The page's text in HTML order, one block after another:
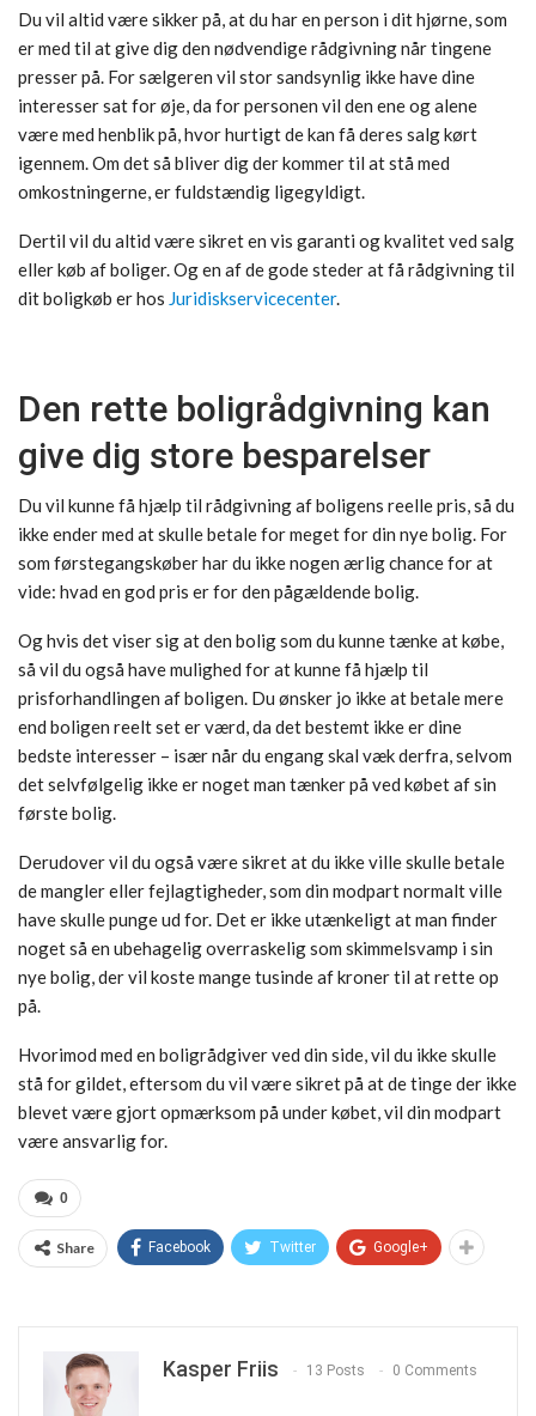
Du vil altid være sikker på, at du har en person i dit hjørne, som
er med til at give dig den nødvendige rådgivning når tingene
presser på. For sælgeren vil stor sandsynlig ikke have dine
interesser sat for øje, da for personen vil den ene og alene
være med henblik på, hvor hurtigt de kan få deres salg kørt
igennem. Om det så bliver dig der kommer til at stå med
omkostningerne, er fuldstændig ligegyldigt.
Dertil vil du altid være sikret en vis garanti og kvalitet ved salg
eller køb af boliger. Og en af de gode steder at få rådgivning til
dit boligkøb er hos Juridiskservicecenter.
Den rette boligrådgivning kan
give dig store besparelser
Du vil kunne få hjælp til rådgivning af boligens reelle pris, så du
ikke ender med at skulle betale for meget for din nye bolig. For
som førstegangskøber har du ikke nogen ærlig chance for at
vide: hvad en god pris er for den pågældende bolig.
Og hvis det viser sig at den bolig som du kunne tænke at købe,
så vil du også have mulighed for at kunne få hjælp til
prisforhandlingen af boligen. Du ønsker jo ikke at betale mere
end boligen reelt set er værd, da det bestemt ikke er dine
bedste interesser – især når du engang skal væk derfra, selvom
det selvfølgelig ikke er noget man tænker på ved købet af sin
første bolig.
Derudover vil du også være sikret at du ikke ville skulle betale
de mangler eller fejlagtigheder, som din modpart normalt ville
have skulle punge ud for. Det er ikke utænkeligt at man finder
noget så en ubehagelig overraskelig som skimmelsvamp i sin
nye bolig, der vil koste mange tusinde af kroner til at rette op
på.
Hvorimod med en boligrådgiver ved din side, vil du ikke skulle
stå for gildet, eftersom du vil være sikret på at de tinge der ikke
blevet være gjort opmærksom på under købet, vil din modpart
være ansvarlig for.
0
Share Facebook Twitter Google+
Kasper Friis 13 Posts 0 Comments